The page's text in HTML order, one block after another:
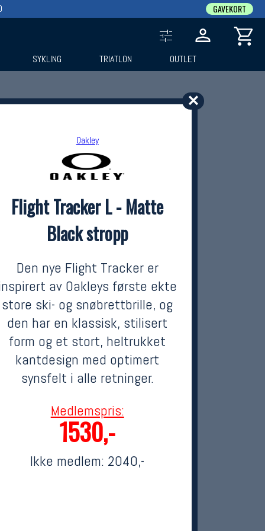
✕
Oakley
Flight Tracker L - Matte
Black stropp
Den nye Flight Tracker er
av Oakleys første ekte
store ski- og snøbrettbrille, og
den har en klassisk, stilisert
form og et stort, heltrukket
kantdesign med optimert
synsfelt i alle retninger.
Medlemspris:
1530,-
Ikke medlem: 2040,-
GAVEKORT
SYKLING TRIATLON OUTLET